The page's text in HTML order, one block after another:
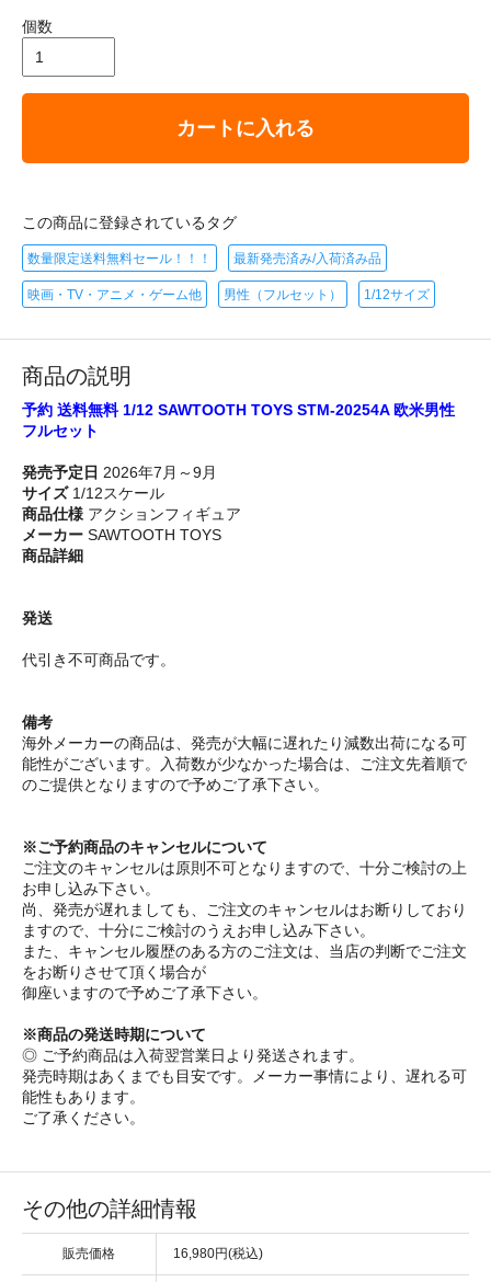
個数
カートに入れる
この商品に登録されているタグ
数量限定送料無料セール！！！ 最新発売済み/入荷済み品
映画・TV・アニメ・ゲーム他 男性（フルセット） 1/12サイズ
商品の説明
予約 送料無料 1/12 SAWTOOTH TOYS STM-20254A 欧米男性
フルセット
発売予定日 2026年7月～9月
サイズ1/12スケール
商品仕様 アクションフィギュア
メーカー SAWTOOTH TOYS
商品詳細
発送
代引き不可商品です。
備考
海外メーカーの商品は、発売が大幅に遅れたり減数出荷になる可
能性がございます。入荷数が少なかった場合は、ご注文先着順で
のご提供となりますので予めご了承下さい。
※ご予約商品のキャンセルについて
ご注文のキャンセルは原則不可となりますので、十分ご検討の上
お申し込み下さい。
尚、発売が遅れましても、ご注文のキャンセルはお断りしており
ますので、十分にご検討のうえお申し込み下さい。
また、キャンセル履歴のある方のご注文は、当店の判断でご注文
をお断りさせて頂く場合が
御座いますので予めご了承下さい。
※商品の発送時期について
◎ ご予約商品は入荷翌営業日より発送されます。
発売時期はあくまでも目安です。メーカー事情により、遅れる可
能性もあります。
ご了承ください。
その他の詳細情報
販売価格 16,980円(税込)